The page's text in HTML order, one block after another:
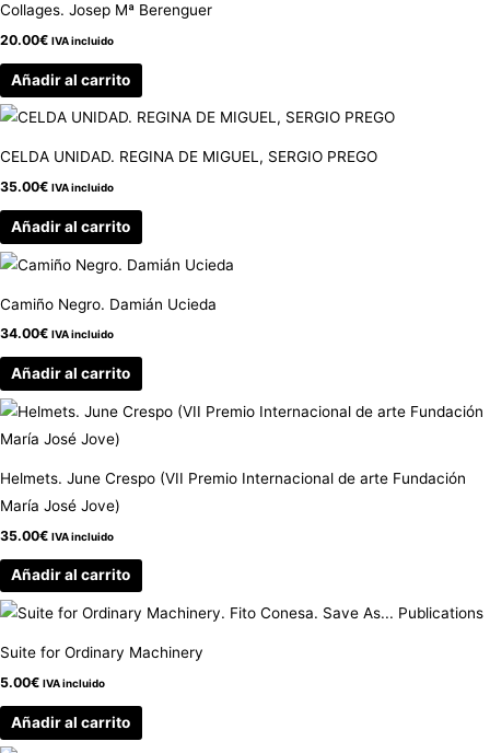
Collages. Josep Mª Berenguer
20.00€ IVA incluido
Añadir al carrito
CELDA UNIDAD. REGINA DE MIGUEL, SERGIO PREGO
35.00€ IVA incluido
Añadir al carrito
Camiño Negro. Damián Ucieda
34.00€ IVA incluido
Añadir al carrito
Helmets. June Crespo (VII Premio Internacional de arte Fundación
María José Jove)
35.00€ IVA incluido
Añadir al carrito
Suite for Ordinary Machinery
5.00€ IVA incluido
Añadir al carrito